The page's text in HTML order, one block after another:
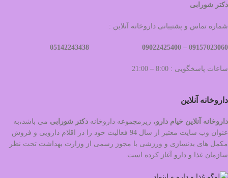
دکتر شورابی
شماره تماس و پشتیبانی داروخانه آنلاین :
09157023060 –
ساعات پاسخگویی : 8:00 – 21:00
داروخانه آنلاین
داروخانه آنلاین خیام دارو، زیرمجموعه داروخانه دکتر شورابی می باشد،به
عنوان وب سایت معتبر از سال 94 فعالیت خود را در اقلام دارویی و فروش
مکمل های بدنسازی و ورزشی با مجوز رسمی از وزارت بهداشت تحت نظر
سازمان غذا و دارو آغاز کرده است.